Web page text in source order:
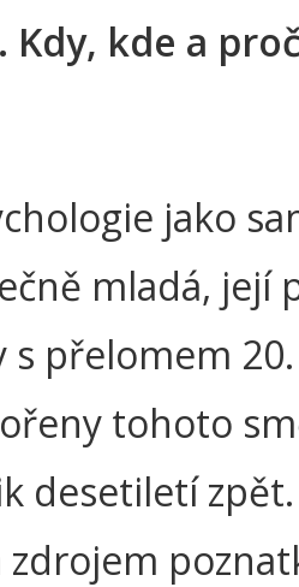
kde a
jako
mladá, její
s přelomem
tohoto
desetiletí zpět.
zdrojem